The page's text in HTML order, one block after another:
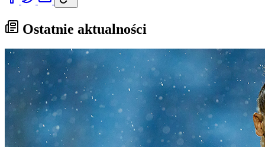
Ostatnie aktualności